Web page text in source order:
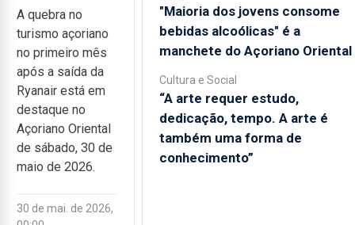
A quebra no
turismo açoriano
no primeiro mês
após a saída da
Ryanair está em
destaque no
Açoriano Oriental
de sábado, 30 de
maio de 2026.
30 de mai. de 2026,
"Maioria dos jovens consome
bebidas alcoólicas" é a
manchete do Açoriano Oriental
Cultura e Social
“A arte requer estudo,
dedicação, tempo. A arte é
também uma forma de
conhecimento”